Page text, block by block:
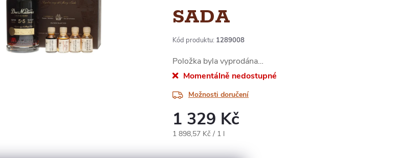
SADA
Kód produktu: 1289008
Položka byla vyprodána…
Momentálně nedostupné
Možnosti doručení
1 329 Kč
Měrná
1 898,57 Kč / 1 l